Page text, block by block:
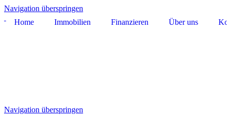
Navigation überspringen
Home
Immobilien Finanzieren Über uns
Navigation überspringen